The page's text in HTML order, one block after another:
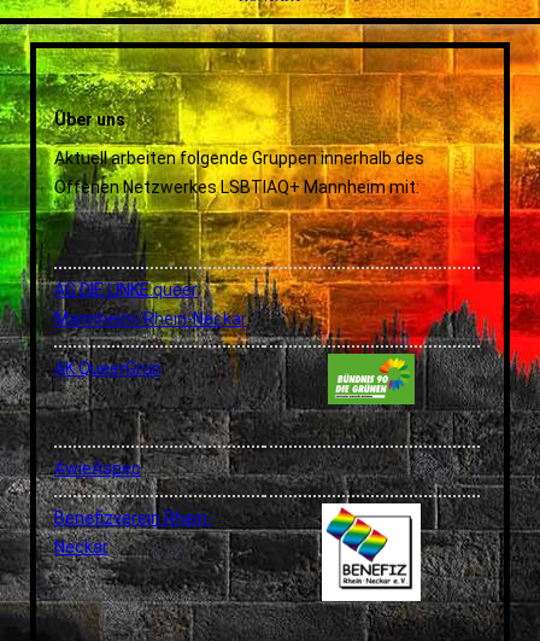
BENEFIZ VEREIN RHEIN-NECKAR
GAY & GREY
ÖKUMEN. AG HOMOSEXUELLE & KIRCHE (HUK) E.V.
ILSE
LESBENSTAMMTISCH MANNHEIM
MANNHEIM BEARS
MVD SPORTVEREIN
PLUS - PSYCHOLOGISCHE LESBEN- UND
SCHWULENBERATUNG
JUGEND VON PLUS
QZM
SPDQUEER
TRANSMÄNNER
TRANSTREFF MANNHEIM
VÖLKLINGER KREIS E.V., REGIONALGRUPPE
RHEIN/NECKAR
WIRTSCHAFTSWEIBER
FRIEDA
LESBISCH-SCHWULE GESCHICHTSWERKSTATT
Über uns
Aktuell arbeiten folgende Gruppen innerhalb des
Offenen Netzwerkes LSBTIAQ+ Mannheim mit:
AG DIE LINKE.queer
Mannheim/Rhein-Neckar
AK QueerGrün
AwieAspec
Benefizverein Rhein-
Neckar